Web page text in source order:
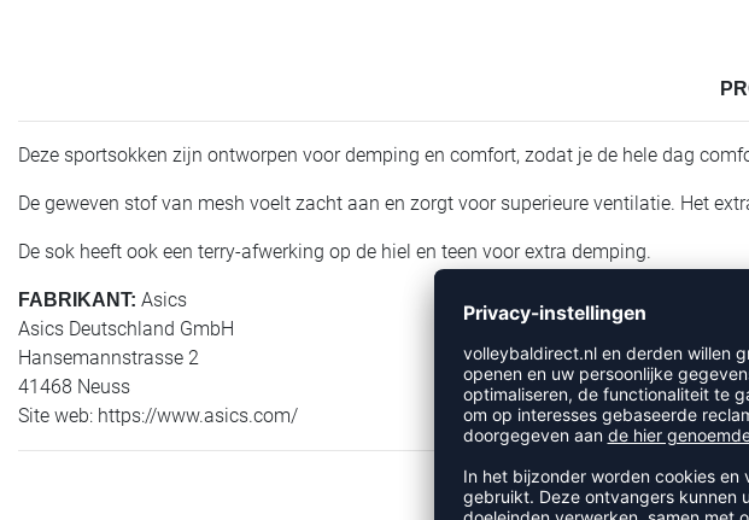
Deze sportsokken zijn ontworpen voor demping en comfort, zodat je de hele dag
De geweven stof van mesh voelt zacht aan en zorgt voor superieure ventilatie. Het
De sok heeft ook een terry-afwerking op de hiel en teen voor extra demping.
FABRIKANT: Asics
Asics Deutschland GmbH
Hansemannstrasse 2
41468 Neuss
Site web: https://www.asics.com/